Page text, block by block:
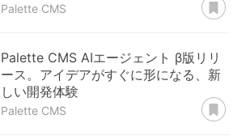
Palette CMS
Palette CMS AIエージェント β版リリ
ース。アイデアがすぐに形になる、新
しい開発体験
Palette CMS